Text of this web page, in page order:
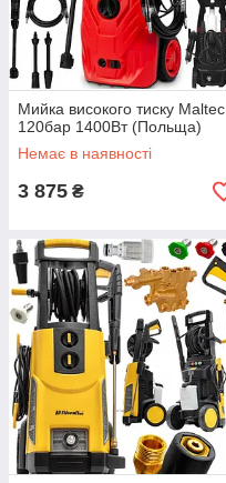
Мийка високого тиску Maltec
120бар 1400Вт (Польща)
Немає в наявності
3 875 ₴